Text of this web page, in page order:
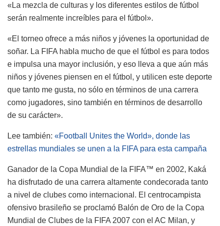
«La mezcla de culturas y los diferentes estilos de fútbol
serán realmente increíbles para el fútbol».
«El torneo ofrece a más niños y jóvenes la oportunidad de
soñar. La FIFA habla mucho de que el fútbol es para todos
e impulsa una mayor inclusión, y eso lleva a que aún más
niños y jóvenes piensen en el fútbol, y utilicen este deporte
que tanto me gusta, no sólo en términos de una carrera
como jugadores, sino también en términos de desarrollo
de su carácter».
Lee también: «Football Unites the World», donde las
estrellas mundiales se unen a la FIFA para esta campaña
Ganador de la Copa Mundial de la FIFA™ en 2002, Kaká
ha disfrutado de una carrera altamente condecorada tanto
a nivel de clubes como internacional. El centrocampista
ofensivo brasileño se proclamó Balón de Oro de la Copa
Mundial de Clubes de la FIFA 2007 con el AC Milan, y